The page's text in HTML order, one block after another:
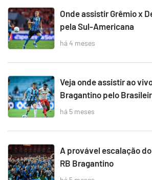
Onde assistir Grêmio x
pela Sul-Americana
há 4 meses
Veja onde assistir ao
Bragantino pelo
há 5 meses
A provável escalação
RB Bragantino